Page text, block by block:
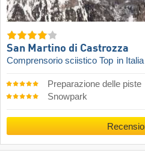
San Martino di Castrozza
Comprensorio sciistico Top in Italia
Preparazione delle piste
Snowpark